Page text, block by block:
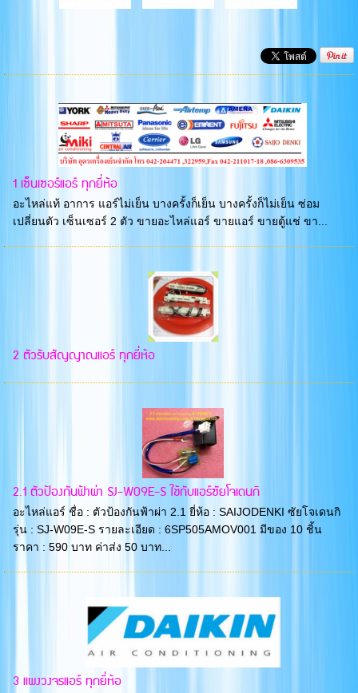
1 เซ็นเซอร์แอร์ ทุกยี่ห้อ
อะไหล่แท้ อาการ แอร์ไม่เย็น บางครั้งก็เย็น บางครั้งก็ไม่เย็น ซ่อม
เปลี่ยนตัว เซ็นเซอร์ 2 ตัว ขายอะไหล่แอร์ ขายแอร์ ขายตู้แช่ ขา...
2 ตัวรับสัญญาณแอร์ ทุกยี่ห้อ
2.1 ตัวป้องกันฟ้าผ่า SJ-W09E-S ใช้กับแอร์ซัยโจเดนกิ
อะไหล่แอร์ ชื่อ : ตัวป้องกันฟ้าผ่า 2.1 ยี่ห้อ : SAIJODENKI ซัยโจเดนกิ
รุ่น : SJ-W09E-S รายละเอียด : 6SP505AMOV001 มีของ 10 ชิ้น
ราคา : 590 บาท ค่าส่ง 50 บาท...
3 แผงวงจรแอร์ ทุกยี่ห้อ